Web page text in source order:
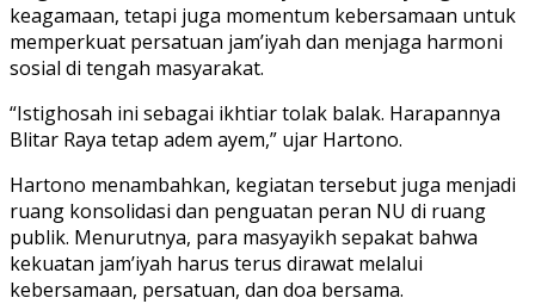
keagamaan, tetapi juga momentum kebersamaan untuk
memperkuat persatuan jam’iyah dan menjaga harmoni
sosial di tengah masyarakat.
“Istighosah ini sebagai ikhtiar tolak balak. Harapannya
Blitar Raya tetap adem ayem,” ujar Hartono.
Hartono menambahkan, kegiatan tersebut juga menjadi
ruang konsolidasi dan penguatan peran NU di ruang
publik. Menurutnya, para masyayikh sepakat bahwa
kekuatan jam’iyah harus terus dirawat melalui
kebersamaan, persatuan, dan doa bersama.